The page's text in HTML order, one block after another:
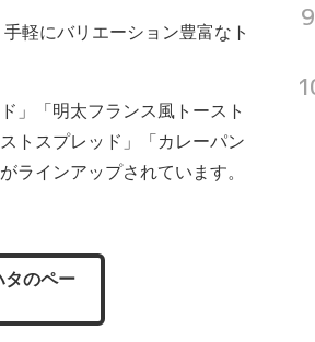
軽にバリエーション豊富なト
」「明太フランス風トースト
トスプレッド」「カレーパン
ラインアップされています。
のペー